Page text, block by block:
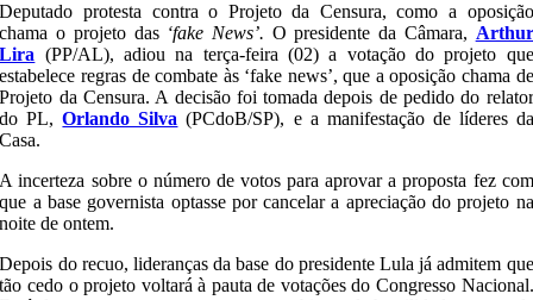
Deputado protesta contra o Projeto da Censura, como a oposição
chama o projeto das ‘fake News’. O presidente da Câmara, Arthur
Lira (PP/AL), adiou na terça-feira (02) a votação do projeto que
estabelece regras de combate às ‘fake news’, que a oposição chama de
Projeto da Censura. A decisão foi tomada depois de pedido do relator
do PL,Orlando Silva (PCdoB/SP), e a manifestação de líderes da
Casa.
A incerteza sobre o número de votos para aprovar a proposta fez com
que a base governista optasse por cancelar a apreciação do projeto na
noite de ontem.
Depois do recuo, lideranças da base do presidente Lula já admitem que
tão cedo o projeto voltará à pauta de votações do Congresso Nacional.